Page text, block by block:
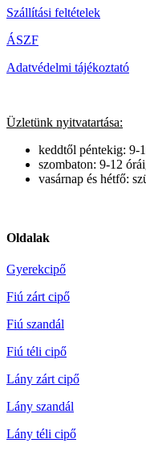
Szállítási feltételek
ÁSZF
Adatvédelmi tájékoztató
Üzletünk nyitvatartása:
keddtől péntekig: 9-
szombaton: 9-12
vasárnap és hétfő:
Oldalak
Gyerekcipő
Fiú zárt cipő
Fiú szandál
Fiú téli cipő
Lány zárt cipő
Lány szandál
Lány téli cipő